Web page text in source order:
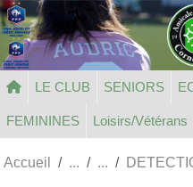
LE CLUB SENIORS
FEMININES Loisirs/Vétérans
Accueil
Panneau de gestion des